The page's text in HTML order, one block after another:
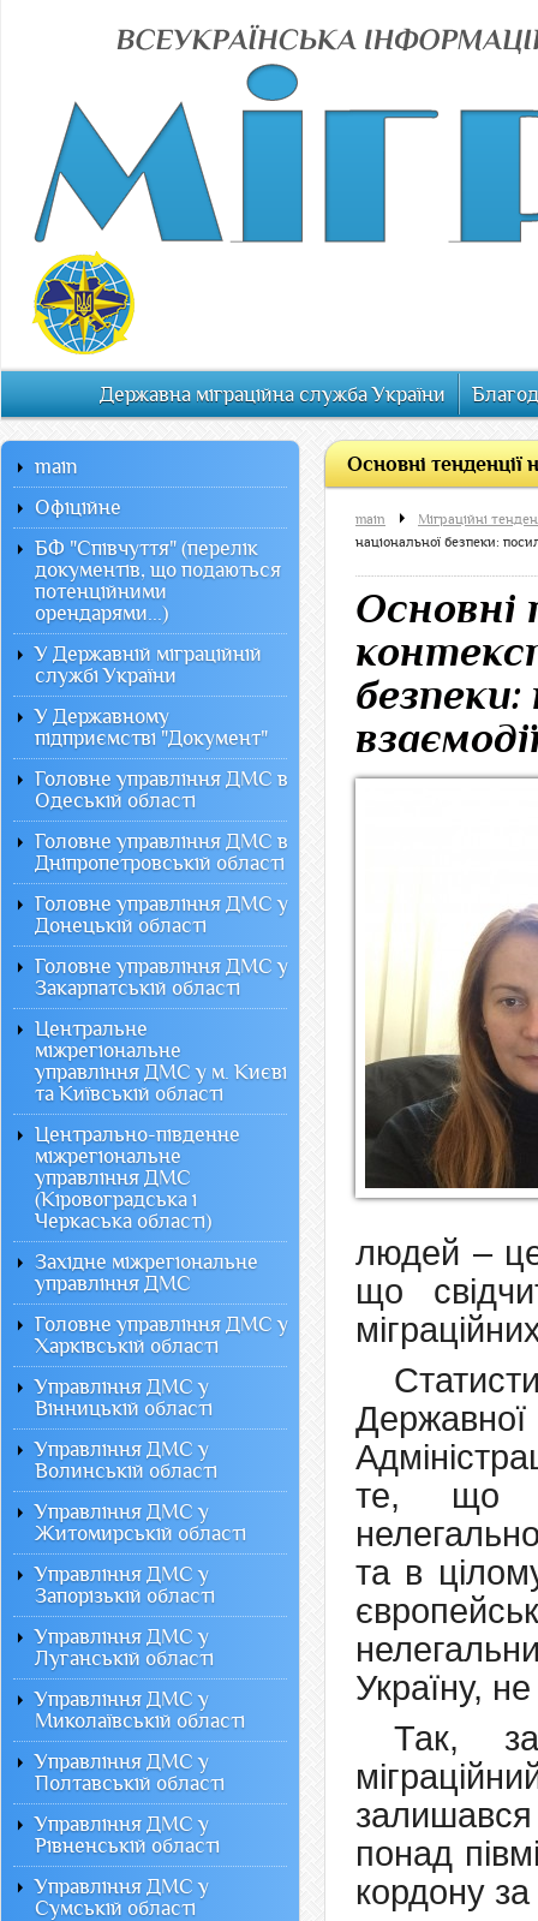
Державна міграційна служба України
Основні тенденції
main
Міграційні
національної безпеки:
Основні
людей –
що
те, що
та в
Україну,
Так,
понад
кордону
main
Офiцiйне
БФ "Співчуття" (перелік
документів, що подаються
потенційними
орендарями...)
У Державній міграційній
службі України
У Державному
підприємстві "Документ"
Головне управління ДМС в
Одеській області
Головне управління ДМС в
Дніпропетровській області
Головне управління ДМС у
Донецькій області
Головне управління ДМС у
Закарпатській області
Центральне
міжрегіональне
управління ДМС у м. Києві
та Київській області
Центрально-південне
міжрегіональне
управління ДМС
(Кіровоградська і
Черкаська області)
Західне міжрегіональне
управління ДМС
Головне управління ДМС у
Харківській області
Управління ДМС у
Вінницькій області
Управління ДМС у
Волинській області
Управління ДМС у
Житомирській області
Управління ДМС у
Запорізькій області
Управління ДМС у
Луганській області
Управління ДМС у
Миколаївській області
Управління ДМС у
Полтавській області
Управління ДМС у
Рівненській області
Управління ДМС у
Сумській області